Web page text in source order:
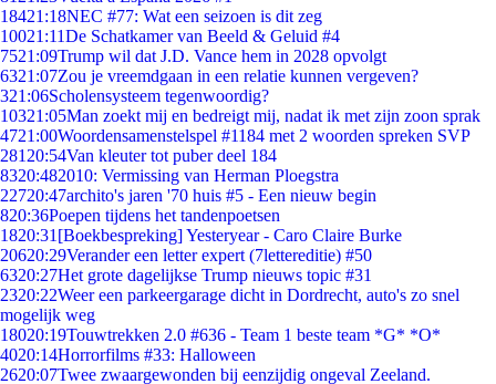
18421:18NEC #77: Wat een seizoen is dit zeg
10021:11De Schatkamer van Beeld & Geluid #4
7521:09Trump wil dat J.D. Vance hem in 2028 opvolgt
6321:07Zou je vreemdgaan in een relatie kunnen vergeven?
321:06Scholensysteem tegenwoordig?
10321:05Man zoekt mij en bedreigt mij, nadat ik met zijn zoon sprak
4721:00Woordensamenstelspel #1184 met 2 woorden spreken SVP
281 20:54Van kleuter tot puber deel 184
8320:482010: Vermissing van Herman Ploegstra
22720:47archito's jaren '70 huis #5 - Een nieuw begin
820:36Poepen tijdens het tandenpoetsen
1820:31 [Boekbespreking] Yesteryear - Caro Claire Burke
20620:29Verander een letter expert (7lettereditie) #50
6320:27Het grote dagelijkse Trump nieuws topic #31
2320:22Weer een parkeergarage dicht in Dordrecht, auto's zo snel
mogelijk weg
18020:19Touwtrekken 2.0 #636 - Team 1 beste team *G* *O*
4020:14Horrorfilms #33: Halloween
2620:07Twee zwaargewonden bij eenzijdig ongeval Zeeland.